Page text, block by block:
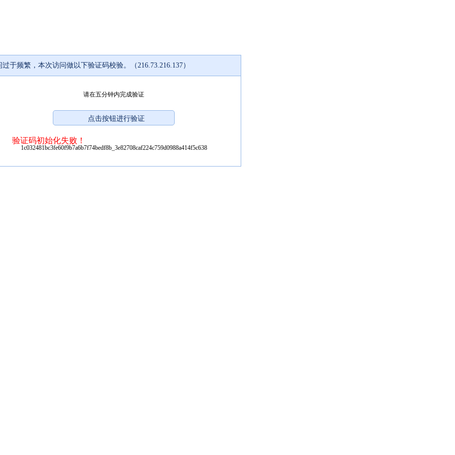
过于频繁，本次访问做以下验证码校验。（216.73.216.137）
请在五分钟内完成验证
验证码初始化失败！
1c032481bc3fe60f9b7a6b7f74bedf8b_3e82708caf224c759d0988a414f5c638